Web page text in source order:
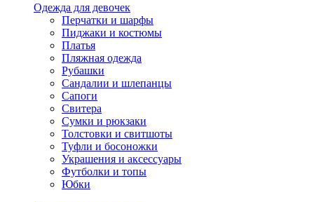
Одежда для девочек
Перчатки и шарфы
Пиджаки и костюмы
Платья
Пляжная одежда
Рубашки
Сандалии и шлепанцы
Сапоги
Свитера
Сумки и рюкзаки
Толстовки и свитшоты
Туфли и босоножки
Украшения и аксессуары
Футболки и топы
Юбки